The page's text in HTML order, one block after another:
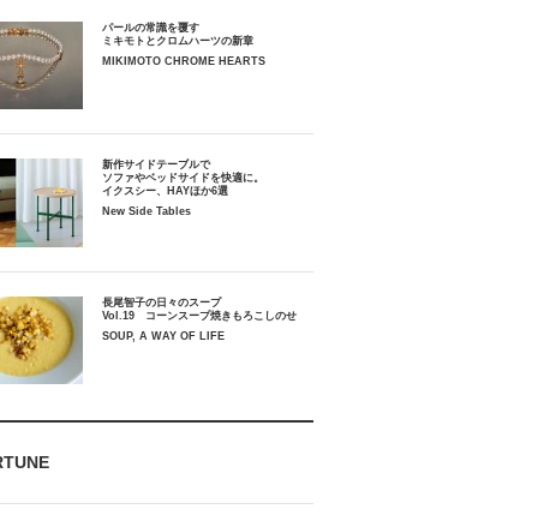
パールの常識を覆す
ミキモトとクロムハーツの新章
MIKIMOTO CHROME HEARTS
新作サイドテーブルで
ソファやベッドサイドを快適に。
イクスシー、HAYほか6選
New Side Tables
長尾智子の日々のスープ
Vol.19 コーンスープ焼きもろこしのせ
SOUP, A WAY OF LIFE